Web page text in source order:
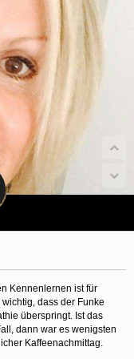
Sie dann unverzüglich
Sie, dass Menschen in
von Ihnen zu
Website immer
auf dieser Website zu
Mit Ihrer Nutzung
der Profile auf dieser
dem Austausch von
fingierten Profilen sind
oder für Minderjährige
Dafür einige Tips:
Gerät. Beispielsweise
den Zugang zu
diese Programme
denen angenommen wird,
können neue Websites
die einen Filter
welche Websites von
Sie Ihre minderjährigen
vermitteln Sie ihnen, dass
können Sie anhand des
obiger Tips bedienen.
minderjährigen Kindern, dass
Angaben machen sollen.
Internet ihre wahre Identität
Kennenlernen ist für
dass der Funke
überspringt. Ist das
dann war es wenigsten
Kaffeenachmittag.